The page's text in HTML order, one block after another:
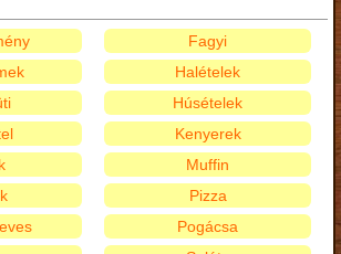
Fagyi
Halételek
Húsételek
Kenyerek
Muffin
Pizza
Pogácsa